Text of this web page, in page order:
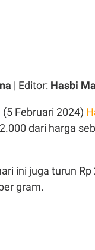
| Editor: Hasbi
(5 Februari 2024)
dari harga
ini juga turun
gram.